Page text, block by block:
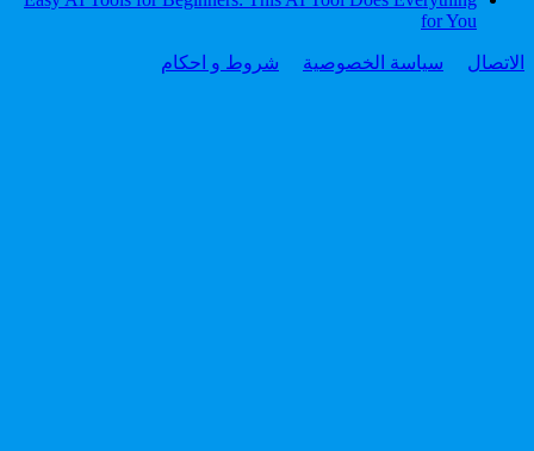
for You
الاتصال سياسة الخصوصية شروط و احكام